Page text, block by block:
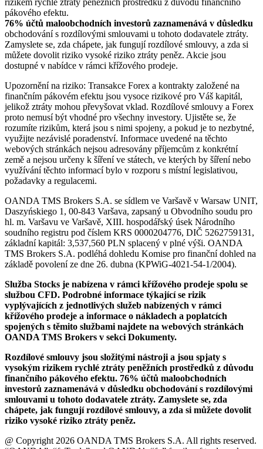
pákového efektu.
76% účtů maloobchodních investorů zaznamenává v důsledku
obchodování s rozdílovými smlouvami u tohoto dodavatele ztráty.
Zamyslete se, zda chápete, jak fungují rozdílové smlouvy, a zda si
můžete dovolit riziko vysoké riziko ztráty peněz. Akcie jsou
dostupné v nabídce v rámci křížového prodeje.
Upozornění na riziko: Transakce Forex a kontrakty založené na
finančním pákovém efektu jsou vysoce rizikové pro Váš kapitál,
jelikož ztráty mohou převyšovat vklad. Rozdílové smlouvy a Forex
proto nemusí být vhodné pro všechny investory. Ujistěte se, že
rozumíte rizikům, která jsou s nimi spojeny, a pokud je to nezbytné,
využijte nezávislé poradenství. Informace uvedené na těchto
webových stránkách nejsou adresovány příjemcům z konkrétní
země a nejsou určeny k šíření ve státech, ve kterých by šíření nebo
využívání těchto informací bylo v rozporu s místní legislativou,
požadavky a regulacemi.
OANDA TMS Brokers S.A. se sídlem ve Varšavě v Warsaw UNIT,
Daszyńskiego 1, 00-843 Varšava, zapsaný u Obvodního soudu pro
hl. m. Varšavu ve Varšavě, XIII. hospodářský úsek Národního
soudního registru pod číslem KRS 0000204776, DIČ 5262759131,
základní kapitál: 3,537,560 PLN splacený v plné výši. OANDA
TMS Brokers S.A. podléhá dohledu Komise pro finanční dohled na
základě povolení ze dne 26. dubna (KPWiG-4021-54-1/2004).
Služba Stocks je nabízena v rámci křížového prodeje spolu se
službou CFD. Podrobné informace týkající se rizik
vyplývajících z jednotlivých služeb nabízených v rámci
křížového prodeje a informace o nákladech a poplatcích
spojených s těmito službami najdete na webových stránkách
OANDA TMS Brokers v sekci Dokumenty.
Rozdílové smlouvy jsou složitými nástroji a jsou spjaty s
vysokým rizikem rychlé ztráty peněžních prostředků z důvodu
finančního pákového efektu. 76% účtů maloobchodních
investorů zaznamenává v důsledku obchodování s rozdílovými
smlouvami u tohoto dodavatele ztráty. Zamyslete se, zda
chápete, jak fungují rozdílové smlouvy, a zda si můžete dovolit
riziko vysoké riziko ztráty peněz.
@ Copyright 2026 OANDA TMS Brokers S.A. All rights reserved.